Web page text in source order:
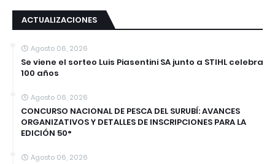
ACTUALIZACIONES
Agosto 06, 2026
Se viene el sorteo Luis Piasentini SA junto a STIHL celebra
100 años
Agosto 06, 2026
CONCURSO NACIONAL DE PESCA DEL SURUBÍ: AVANCES
ORGANIZATIVOS Y DETALLES DE INSCRIPCIONES PARA LA
EDICIÓN 50°
Agosto 06, 2026